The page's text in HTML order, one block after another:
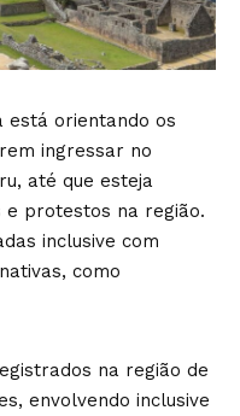
está orientando os
ingressar no
até que esteja
protestos na região.
inclusive com
como
na região de
envolvendo inclusive